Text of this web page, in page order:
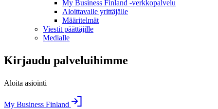
My Business Finland -verkkopalvelu
Aloittavalle yrittäjälle
Määritelmät
Viestit päättäjille
Medialle
Kirjaudu palveluihimme
Aloita asiointi
My Business Finland